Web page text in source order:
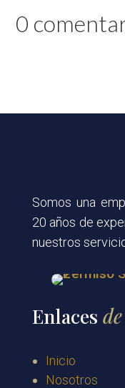
0
Somos una
20 años de
nuestros
Enlaces
Inicio
Nosotros